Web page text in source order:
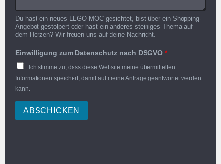
Du hast ein neues LEGO MOC gesichtet, bist über ein Shopping-
Angebot gestolpert oder hast ein anderes steiniges Thema auf
dem Herzen? Wir freuen uns auf deine Nachricht.
Einwilligung zum Datenschutz nach DSGVO *
Ich stimme zu, dass diese Website meine übermittelten
Informationen speichert, damit auf meine Anfrage geantwortet werden
kann.
ABSCHICKEN